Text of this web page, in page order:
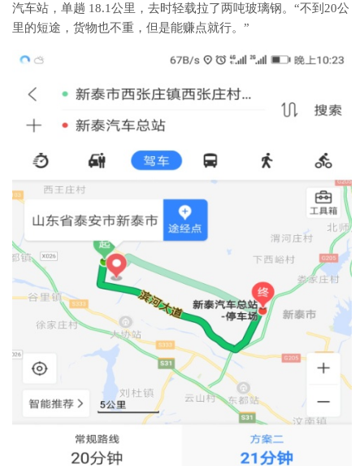
汽车站，单趟 18.1公里，去时轻载拉了两吨玻璃钢。“不到20公
里的短途，货物也不重，但是能赚点就行。”